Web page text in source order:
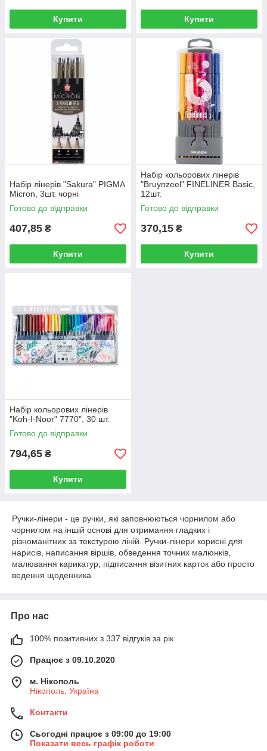
Купити Купити
Набір лінерів "Sakura" PIGMA
Micron, 3шт. чорні
Готово до відправки
407,85 ₴
Купити
Набір кольорових лінерів
"Bruynzeel" FINELINER Basic,
12шт.
Готово до відправки
370,15 ₴
Купити
Набір кольорових лінерів
"Koh-I-Noor" 7770", 30 шт.
Готово до відправки
794,65 ₴
Купити
Ручки-лінери - це ручки, які заповнюються чорнилом або
чорнилом на іншій основі для отримання гладких і
різноманітних за текстурою ліній. Ручки-лінери корисні для
нарисів, написання віршів, обведення точних малюнків,
малювання карикатур, підписання візитних карток або просто
ведення щоденника
Про нас
100% позитивних з 337 відгуків за рік
Працює з 09.10.2020
м. Нікополь
Нікополь, Україна
Контакти
Сьогодні працює з 09:00 до 19:00
Показати весь графік роботи